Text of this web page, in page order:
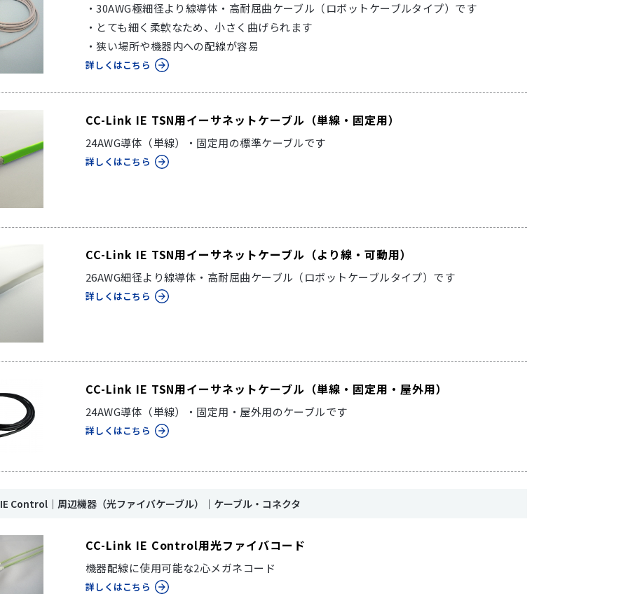
・30AWG極細径より線導体・高耐屈曲ケーブル（ロボットケーブルタイプ）です
・とても細く柔軟なため、小さく曲げられます
・狭い場所や機器内への配線が容易
詳しくはこちら
CC-Link IE TSN用イーサネットケーブル（単線・固定用）
24AWG導体（単線）・固定用の標準ケーブルです
詳しくはこちら
CC-Link IE TSN用イーサネットケーブル（より線・可動用）
26AWG細径より線導体・高耐屈曲ケーブル（ロボットケーブルタイプ）です
詳しくはこちら
CC-Link IE TSN用イーサネットケーブル（単線・固定用・屋外用）
24AWG導体（単線）・固定用・屋外用のケーブルです
詳しくはこちら
Control｜周辺機器（光ファイバケーブル）｜ケーブル・コネクタ
CC-Link IE Control用光ファイバコード
機器配線に使用可能な2心メガネコード
詳しくはこちら